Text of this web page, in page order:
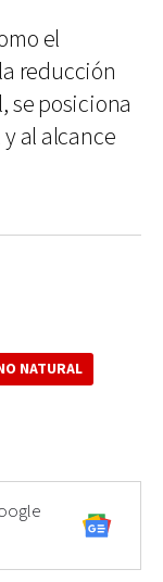
el
reducción
se posiciona
al alcance
NATURAL